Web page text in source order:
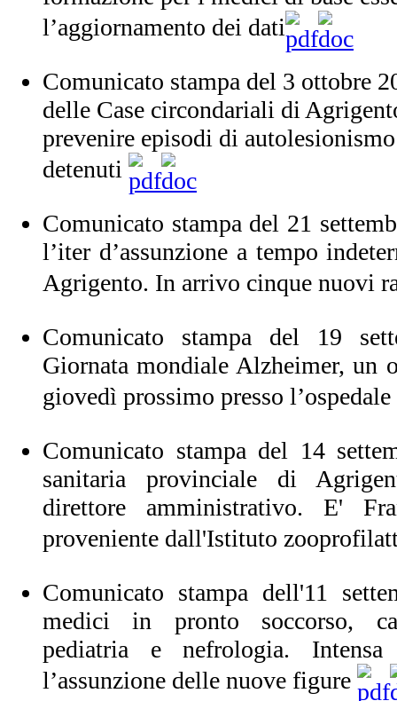
l’aggiornamento dei dati
Comunicato stampa del 3 ottobre
delle Case circondariali di
prevenire episodi di
detenuti
Comunicato stampa del 21
l’iter d’assunzione a tempo
Agrigento. In arrivo cinque nuovi
Comunicato stampa del 19
Giornata mondiale Alzheimer, un
giovedì prossimo presso
Comunicato stampa del 14
sanitaria provinciale di
direttore amministrativo. E'
proveniente dall'Istituto
Comunicato stampa dell'11
medici in pronto soccorso,
pediatria e nefrologia.
l’assunzione delle nuove figure